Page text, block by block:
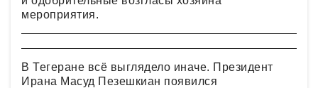
мероприятия.
В Тегеране всё выглядело иначе. Президент
Ирана Масуд Пезешкиан появился